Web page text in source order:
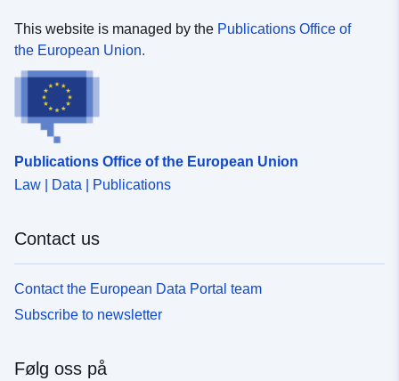
This website is managed by the Publications Office of
the European Union.
Publications Office of the European Union
Law | Data | Publications
Contact us
Contact the European Data Portal team
Subscribe to newsletter
Følg oss på